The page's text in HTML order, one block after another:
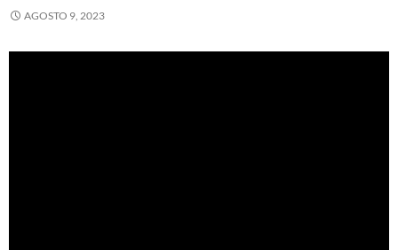
AGOSTO 9, 2023